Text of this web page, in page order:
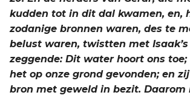
kudden tot in dit dal kwamen, en,
zodanige bronnen waren, des te
belust waren, twistten met Isaak’s
zeggende: Dit water hoort ons
het op onze grond gevonden; en
bron met geweld in bezit. Daarom